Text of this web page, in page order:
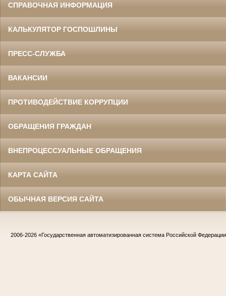
СПРАВОЧНАЯ ИНФОРМАЦИЯ
КАЛЬКУЛЯТОР ГОСПОШЛИНЫ
ПРЕСС-СЛУЖБА
ВАКАНСИИ
ПРОТИВОДЕЙСТВИЕ КОРРУПЦИИ
ОБРАЩЕНИЯ ГРАЖДАН
ВНЕПРОЦЕССУАЛЬНЫЕ ОБРАЩЕНИЯ
КАРТА САЙТА
ОБЫЧНАЯ ВЕРСИЯ САЙТА
2006-2026 «Государственная автоматизированная система Российской